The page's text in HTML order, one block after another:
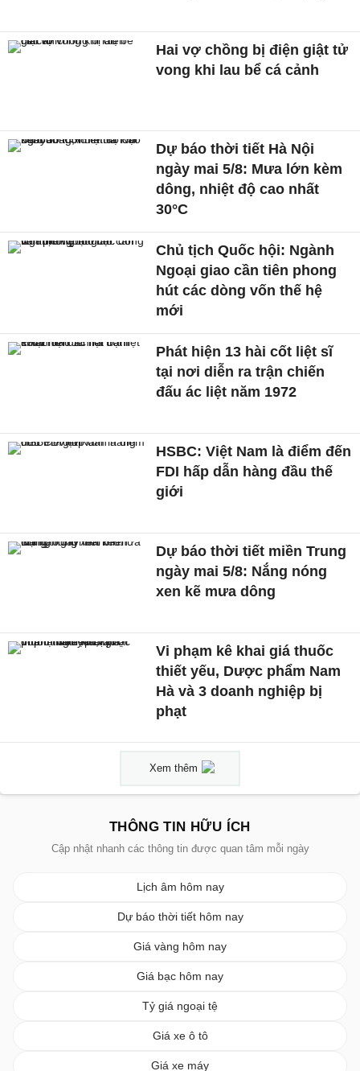
Hai vợ chồng bị điện giật tử
vong khi lau bể cá cảnh
Dự báo thời tiết Hà Nội
ngày mai 5/8: Mưa lớn kèm
dông, nhiệt độ cao nhất
30°C
Chủ tịch Quốc hội: Ngành
Ngoại giao cần tiên phong
hút các dòng vốn thế hệ
mới
Phát hiện 13 hài cốt liệt sĩ
tại nơi diễn ra trận chiến
đấu ác liệt năm 1972
HSBC: Việt Nam là điểm đến
FDI hấp dẫn hàng đầu thế
giới
Dự báo thời tiết miền Trung
ngày mai 5/8: Nắng nóng
xen kẽ mưa dông
Vi phạm kê khai giá thuốc
thiết yếu, Dược phẩm Nam
Hà và 3 doanh nghiệp bị
phạt
Xem thêm
THÔNG TIN HỮU ÍCH
Cập nhật nhanh các thông tin được quan tâm mỗi ngày
Lịch âm hôm nay
Dự báo thời tiết hôm nay
Giá vàng hôm nay
Giá bạc hôm nay
Tỷ giá ngoại tệ
Giá xe ô tô
Giá xe máy